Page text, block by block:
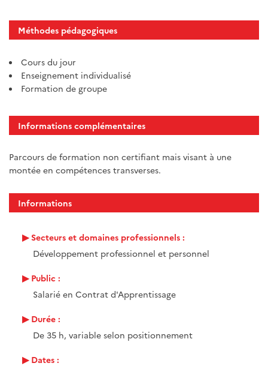
Méthodes pédagogiques
Cours du jour
Enseignement individualisé
Formation de groupe
Informations complémentaires
Parcours de formation non certifiant mais visant à une
montée en compétences transverses.
Informations
Secteurs et domaines professionnels :
Développement professionnel et personnel
Public :
Salarié en Contrat d'Apprentissage
Durée :
De 35 h, variable selon positionnement
Dates :